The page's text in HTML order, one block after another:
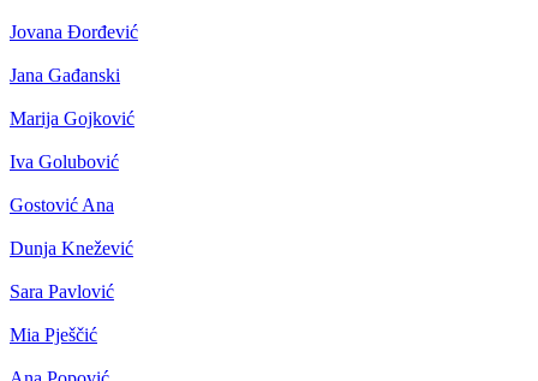
Jovana Đorđević
Jana Gađanski
Marija Gojković
Iva Golubović
Gostović Ana
Dunja Knežević
Sara Pavlović
Mia Pješčić